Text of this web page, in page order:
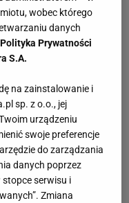
wobec którego
danych
Polityka Prywatności
S.A.
na zainstalowanie i
sp. z o.o., jej
urządzeniu
swoje preferencje
do zarządzania
danych poprzez
stopce serwisu i
Zmiana